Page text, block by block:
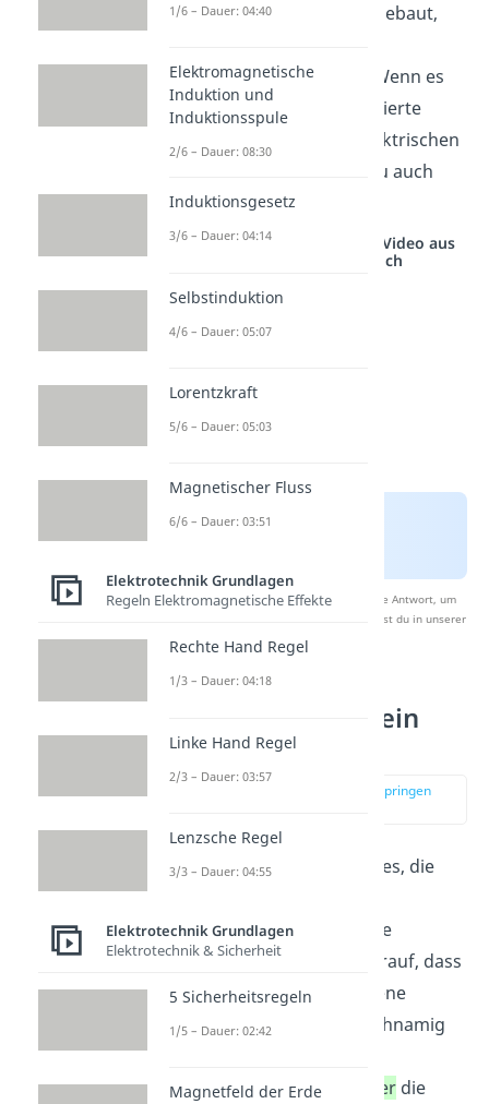
Ist ein Elektroskop so aufgebaut,
auchZeigerelektroskop
. Wenn es
zusätzlich noch eine kalibrierte
Skala zur Messung der elektrischen
Ladung besitzt, sprichst du auch
von einemElektrometer
Studyflix vernetzt: Hier ein Video aus
einem anderen Bereich
Nach Beantwortung speichern wir deine Antwort, um
Studyflix zu verbessern. Mehr dazu erfährst du in unserer
Datenschutzerklärung
Wie funktioniert ein
Elektroskop?
zur Stelle im Video springen
Ziel eines Elektroskops ist es, die
Körperszu bestimmen
. Die
Funktionsweise beruht darauf, dass
sich ungleichnamig geladene
Körper anziehen und gleichnamig
MetallstabundMetallzeigerdie
1/6 – Dauer: 04:40
Elektromagnetische
Induktion und
Induktionsspule
2/6 – Dauer: 08:30
Induktionsgesetz
3/6 – Dauer: 04:14
Selbstinduktion
4/6 – Dauer: 05:07
Lorentzkraft
5/6 – Dauer: 05:03
Magnetischer Fluss
6/6 – Dauer: 03:51
Elektrotechnik Grundlagen
Regeln Elektromagnetische Effekte
Rechte Hand Regel
1/3 – Dauer: 04:18
Linke Hand Regel
2/3 – Dauer: 03:57
Lenzsche Regel
3/3 – Dauer: 04:55
Elektrotechnik Grundlagen
Elektrotechnik & Sicherheit
5 Sicherheitsregeln
1/5 – Dauer: 02:42
Magnetfeld der Erde